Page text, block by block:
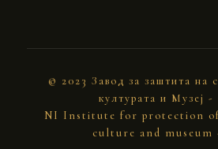
© 2023 Завод за заштита на
културата и Музеј
NI Institute for protection
culture and